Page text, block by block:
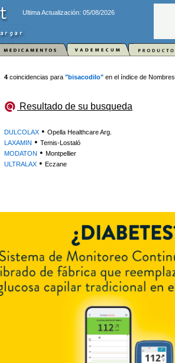
Ultima Actualización: 05/08/2026
4 coincidencias para "bisacodilo" en el índice de Nombres.
Resultado de su busqueda
DULCOLAX • Opella Healthcare Arg.
LAXAMIN • Temis-Lostaló
MODATON • Montpellier
ULTRALAX • Eczane